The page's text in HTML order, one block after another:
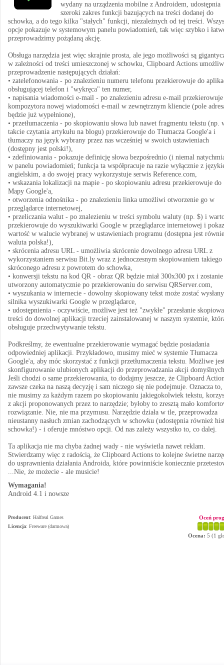
wydany na urządzenia mobilne z Androidem, udostępnia
szeroki zakres funkcji bazujących na treści dodanej do
schowka, a do tego kilka "stałych" funkcji, niezależnych od tej treści.
opcje pokazuje w systemowym panelu powiadomień, tak więc szybko i
przeprowadzimy pożądaną akcję.
Obsługa narzędzia jest więc skrajnie prosta, ale jego możliwości są
w zależności od treści umieszczonej w schowku, Clipboard Actions
przeprowadzenie następujących działań:
• zatelefonowania - po znalezieniu numeru telefonu przekierowuje do
obsługującej telefon i "wykręca" ten numer,
• napisania wiadomości e-mail - po znalezieniu adresu e-mail
kompozytora nowej wiadomości e-mail w zewnętrznym kliencie (pole
będzie już wypełnione),
• przetłumaczenia - po skopiowaniu słowa lub nawet fragmentu tekstu (np.
takcie czytania artykułu na blogu) przekierowuje do Tłumacza Google'a i
tłumaczy na język wybrany przez nas wcześniej w swoich ustawieniach
(dostępny jest polski!),
• zdefiniowania - pokazuje definicję słowa bezpośrednio (i niemal
w panelu powiadomień; funkcja ta współpracuje na razie wyłącznie z
angielskim, a do swojej pracy wykorzystuje serwis Reference.com,
• wskazania lokalizacji na mapie - po skopiowaniu adresu przekierowuje do
Mapy Google'a,
• otworzenia odnośnika - po znalezieniu linka umożliwi otworzenie go w
przeglądarce internetowej,
• przeliczania walut - po znalezieniu w treści symbolu waluty (np. $) i
przekierowuje do wyszukiwarki Google w przeglądarce internetowej i
wartość w walucie wybranej w ustawieniach programu (dostępna jest
waluta polska!),
• skrócenia adresu URL - umożliwia skrócenie dowolnego adresu URL z
wykorzystaniem serwisu Bit.ly wraz z jednoczesnym skopiowaniem takiego
skróconego adresu z powrotem do schowka,
• konwersji tekstu na kod QR - obraz QR będzie miał 300x300 px i zostanie
utworzony automatycznie po przekierowaniu do serwisu QRServer.com,
• wyszukania w internecie - dowolny skopiowany tekst może zostać
silnika wyszukiwarki Google w przeglądarce,
• udostępnienia - oczywiście, możliwe jest też "zwykłe" przesłanie
treści do dowolnej aplikacji trzeciej zainstalowanej w naszym systemie,
obsługuje przechwytywanie tekstu.
Podkreślmy, że ewentualne przekierowanie wymagać będzie posiadania
odpowiedniej aplikacji. Przykładowo, musimy mieć w systemie Tłumacza
Google'a, aby móc skorzystać z funkcji przetłumaczenia tekstu. Możliwe
skonfigurowanie ulubionych aplikacji do przeprowadzania akcji
Jeśli chodzi o same przekierowania, to dodajmy jeszcze, że Clipboard
zawsze czeka na naszą decyzję i sam niczego się nie podejmuje. Oznacza to,
nie musimy za każdym razem po skopiowaniu jakiegokolwiek tekstu,
z akcji proponowanych przez to narzędzie; byłoby to zresztą mało
rozwiązanie. Nie, nie ma przymusu. Narzędzie działa w tle, przeprowadza
nieustanny nasłuch zmian zachodzących w schowku (udostępnia również
schowka!) - i oferuje mnóstwo opcji. Od nas zależy wszystko to, co dalej.
Ta aplikacja nie ma chyba żadnej wady - nie wyświetla nawet reklam.
Stwierdzamy więc z radością, że Clipboard Actions to kolejne świetne
do usprawnienia działania Androida, które powinniście koniecznie
...Nie, że możecie - ale musicie!
Wymagania!
Android 4.1 i nowsze
Producent: Halfreal Games
Licencja: Freeware (darmowa)
Oceń
Ocena: 5 (1